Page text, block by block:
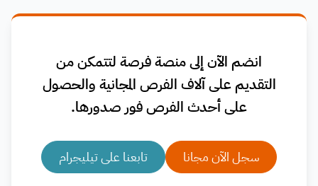
انضم الآن إلى منصة فرصة لتتمكن من
التقديم على آلاف الفرص المجانية والحصول
على أحدث الفرص فور صدورها.
سجل الآن مجانا تابعنا على تيليجرام